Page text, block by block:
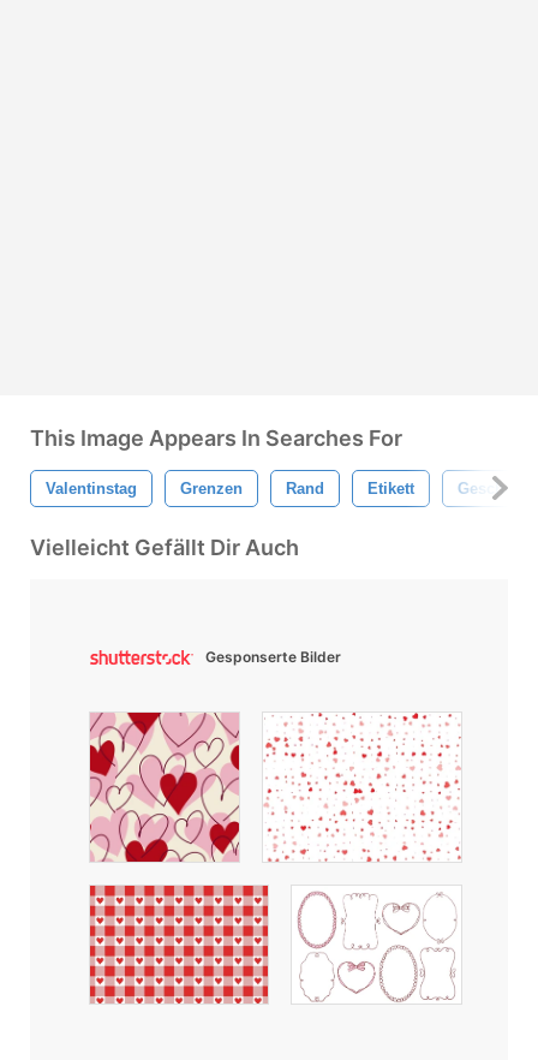
This Image Appears In Searches For
Valentinstag Grenzen Rand Etikett Geschenk
Vielleicht Gefällt Dir Auch
Gesponserte Bilder